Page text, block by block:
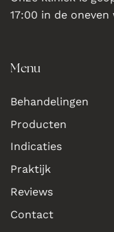
17:00 in de
Menu
Behandelingen
Producten
Indicaties
Praktijk
Reviews
Contact